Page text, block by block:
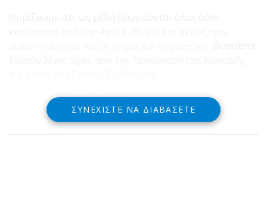
Το Διοικητικό Συμβούλιο
ΣΥΝΕΧΊΣΤΕ ΝΑ ΔΙΑΒΆΣΕΤΕ